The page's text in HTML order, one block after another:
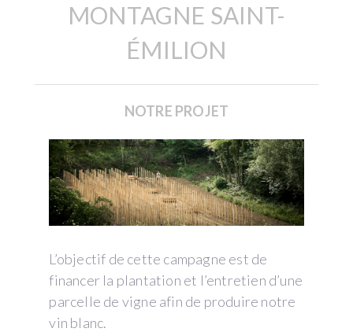
MONTAGNE SAINT-
ÉMILION
NOTRE PROJET
L’objectif de cette campagne est de
financer la plantation et l’entretien d’une
parcelle de vigne afin de produire notre
vin blanc.